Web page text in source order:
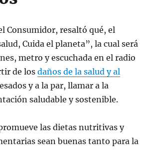
Consumidor, resaltó qué, el
Cuida el planeta”, la cual será
metro y escuchada en el radio
de losdaños de la salud y al
y a la par, llamar a la
saludable y sostenible.
las dietas nutritivas y
sean buenas tanto para la